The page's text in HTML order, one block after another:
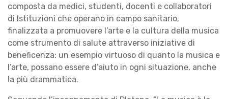
composta da medici, studenti, docenti e collaboratori
di Istituzioni che operano in campo sanitario,
finalizzata a promuovere l’arte e la cultura della musica
come strumento di salute attraverso iniziative di
beneficenza: un esempio virtuoso di quanto la musica e
l’arte, possano essere d’aiuto in ogni situazione, anche
la più drammatica.